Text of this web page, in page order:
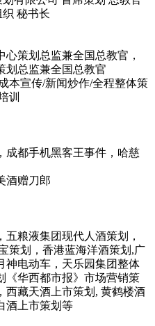
秘书长
策划总监兼全国总教官，
划总监兼全国总教官
本宣传/新闻炒作/全程整体策
训
成都手机黑客王事件，哈慈
酒赠刀郎
粮液集团现代人酒策划，
策划，香港蓝海洋酒策划,广
神电动车，天乐园集团整体
《华西都市报》市场营销策
西藏天酒上市策划, 黄鹤楼酒
酒上市策划等